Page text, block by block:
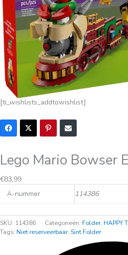
[ti_wishlists_addtowishlist]
Lego Mario Bowser
Oorspronkelijke
prijs
was:
€114,95.
€83,99Huidige
prijs
is:
€83,99.
A-nummer 114386
SKU: 114386 Categorieën: Folder, HAPPY
Tags: Niet reserveerbaar, Sint Folder